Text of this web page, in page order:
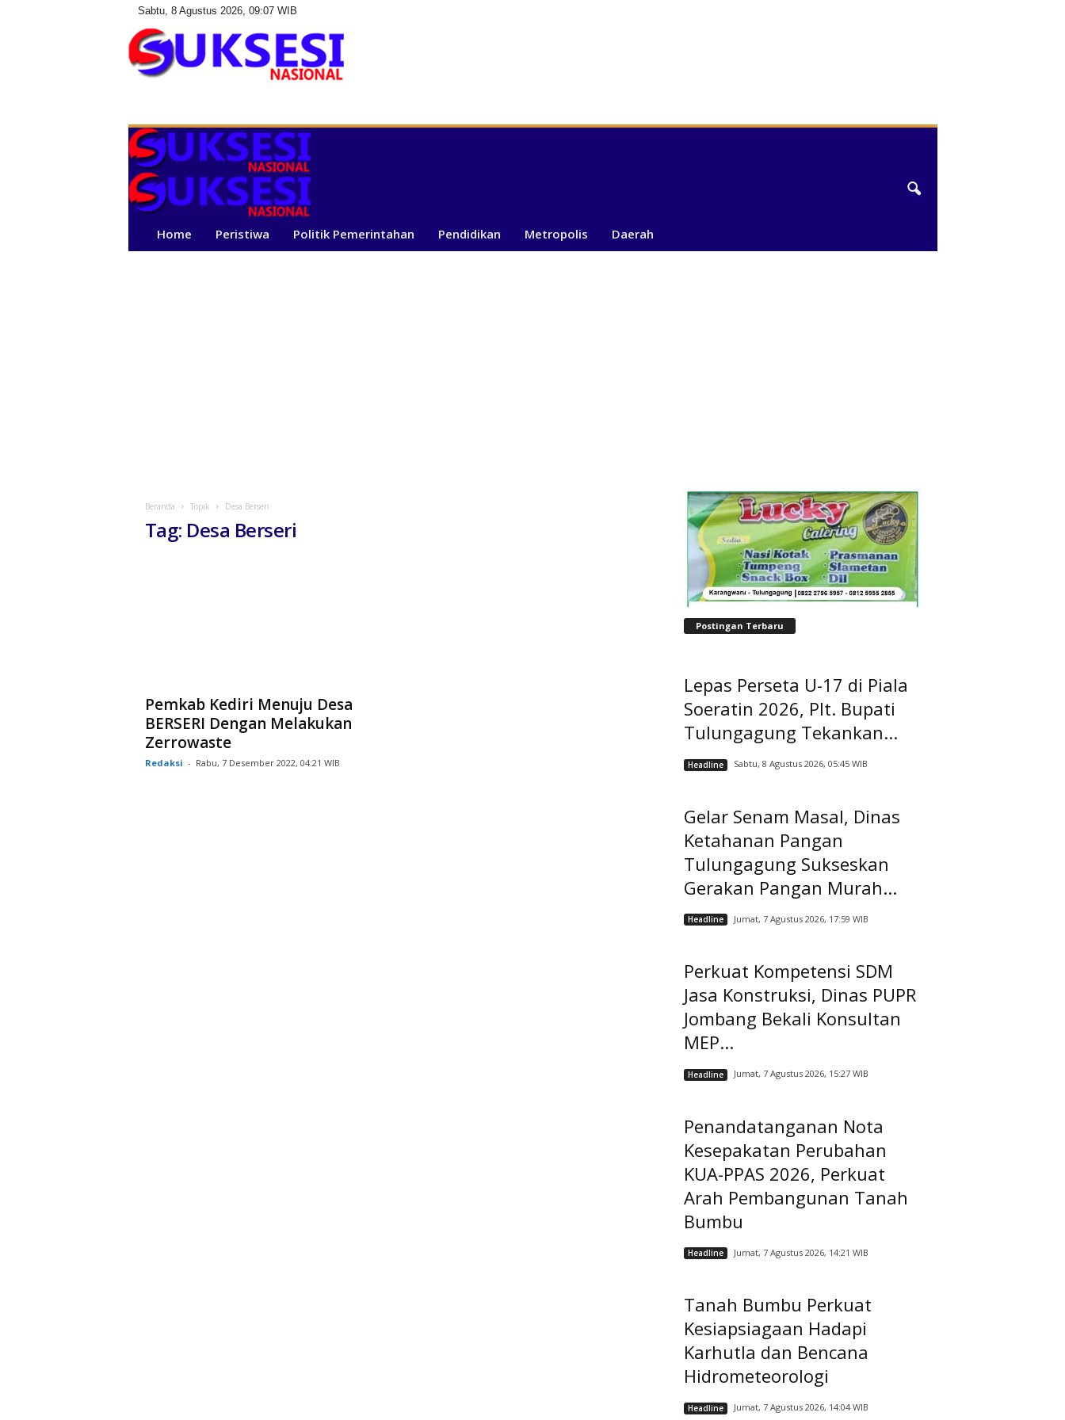
Sabtu, 8 Agustus 2026, 09:07 WIB
s
e
i
N
i
Home Peristiwa Politik Pemerintahan Pendidikan Metropolis Daerah
Beranda Topik Desa Berseri
Tag: Desa Berseri
Pemkab Kediri Menuju Desa
BERSERI Dengan Melakukan
Zerrowaste
Redaksi - Rabu, 7 Desember 2022, 04:21 WIB
Postingan Terbaru
Lepas Perseta U-17 di Piala
Soeratin 2026, Plt. Bupati
Tulungagung Tekankan...
Headline Sabtu, 8 Agustus 2026, 05:45 WIB
Gelar Senam Masal, Dinas
Ketahanan Pangan
Tulungagung Sukseskan
Gerakan Pangan Murah...
Headline Jumat, 7 Agustus 2026, 17:59 WIB
Perkuat Kompetensi SDM
Jasa Konstruksi, Dinas PUPR
Jombang Bekali Konsultan
MEP...
Headline Jumat, 7 Agustus 2026, 15:27 WIB
Penandatanganan Nota
Kesepakatan Perubahan
KUA-PPAS 2026, Perkuat
Arah Pembangunan Tanah
Bumbu
Headline Jumat, 7 Agustus 2026, 14:21 WIB
Tanah Bumbu Perkuat
Kesiapsiagaan Hadapi
Karhutla dan Bencana
Hidrometeorologi
Headline Jumat, 7 Agustus 2026, 14:04 WIB